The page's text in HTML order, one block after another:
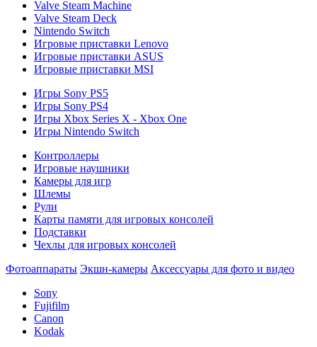
Valve Steam Machine
Valve Steam Deck
Nintendo Switch
Игровые приставки Lenovo
Игровые приставки ASUS
Игровые приставки MSI
Игры Sony PS5
Игры Sony PS4
Игры Xbox Series X - Xbox One
Игры Nintendo Switch
Контроллеры
Игровые наушники
Камеры для игр
Шлемы
Рули
Карты памяти для игровых консолей
Подставки
Чехлы для игровых консолей
Фотоаппараты Экшн-камеры Аксессуары для фото и видео
Sony
Fujifilm
Canon
Kodak